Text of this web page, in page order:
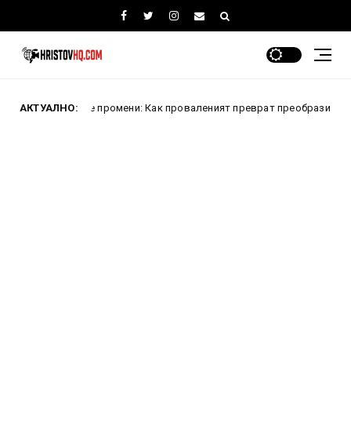
АКТУАЛНО:
се промени: Как проваленият преврат преобрази Турция